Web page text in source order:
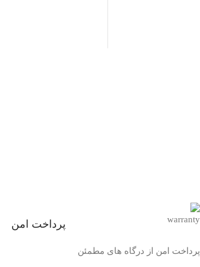
پرداخت امن
پرداخت امن از درگاه های مطمئن